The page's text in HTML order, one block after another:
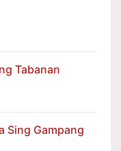
Tabanan
Sing Gampang